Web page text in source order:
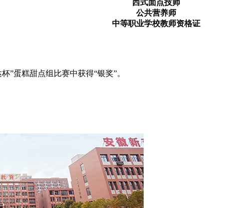
西式面点技师
公共营养师
中等职业学校教师资格证
”蛋糕甜点组比赛中获得“银奖”。